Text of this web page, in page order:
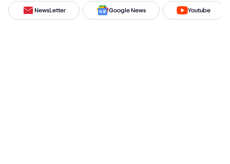
NewsLetter Google News Youtube